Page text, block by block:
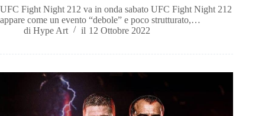
UFC Fight Night 212 va in onda sabato UFC Fight Night 212
appare come un evento “debole” e poco strutturato,…
di Hype Art il 12 Ottobre 2022